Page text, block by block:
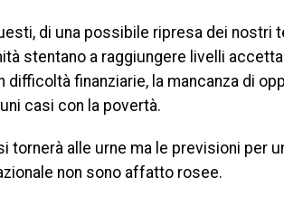
di una possibile ripresa dei nostri
stentano a raggiungere livelli
difficoltà finanziarie, la mancanza di
casi con la povertà.
tornerà alle urne ma le previsioni per
non sono affatto rosee.